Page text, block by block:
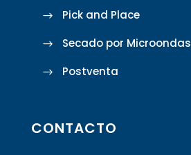
Pick and Place
Secado por Microondas
Postventa
CONTACTO